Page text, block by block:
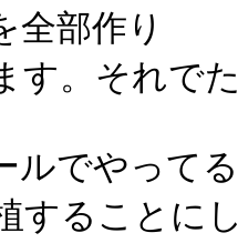
全部作り
す。それで
でやって
することに